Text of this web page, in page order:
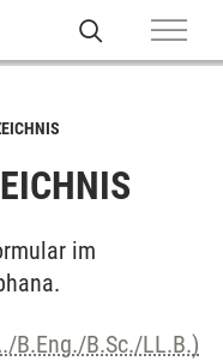
im
B.Eng./B.Sc./LL.B.)